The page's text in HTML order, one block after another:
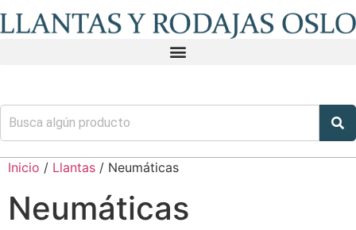
Inicio / Llantas / Neumáticas
Neumáticas